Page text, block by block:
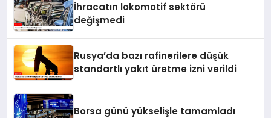
İhracatın lokomotif sektörü
değişmedi
Rusya’da bazı rafinerilere düşük
standartlı yakıt üretme izni verildi
Borsa günü yükselişle tamamladı